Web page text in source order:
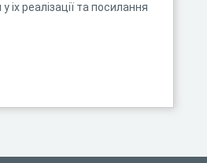
реалізації та посилання